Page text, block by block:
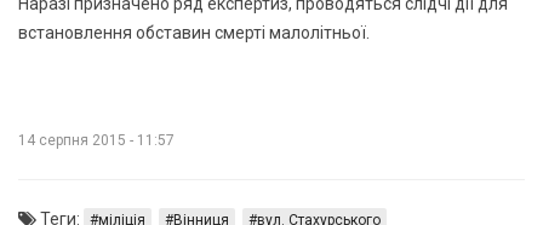
встановлення обставин смерті малолітньої.
14 серпня 2015 - 11:57
Теги: міліція Вінниця вул. Стахурського